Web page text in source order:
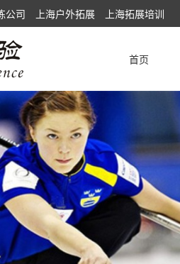
公司 上海户外拓展 上海拓展培训
首页